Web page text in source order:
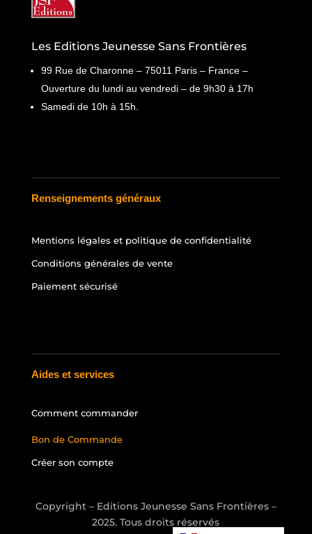
Les Editions Jeunesse Sans Frontières
99 Rue de Charonne – 75011 Paris – France –
Ouverture du lundi au vendredi – de 9h30 à 17h
Samedi de 10h à 15h.
Renseignements généraux
Mentions légales et politique de confidentialité
Conditions générales de vente
Paiement sécurisé
Aides et services
Comment commander
Bon de Commande
Créer son compte
Copyright – Editions Jeunesse Sans Frontières –
2025. Tous droits réservés